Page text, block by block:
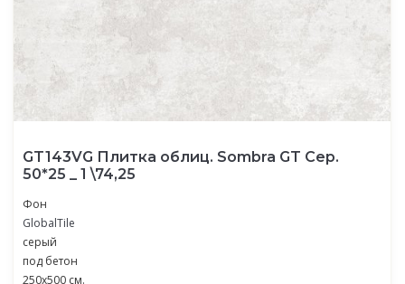
GT143VG Плитка облиц. Sombra GT Сер.
50*25 _ 1 \74,25
Фон
GlobalTile
серый
под бетон
250x500 см.